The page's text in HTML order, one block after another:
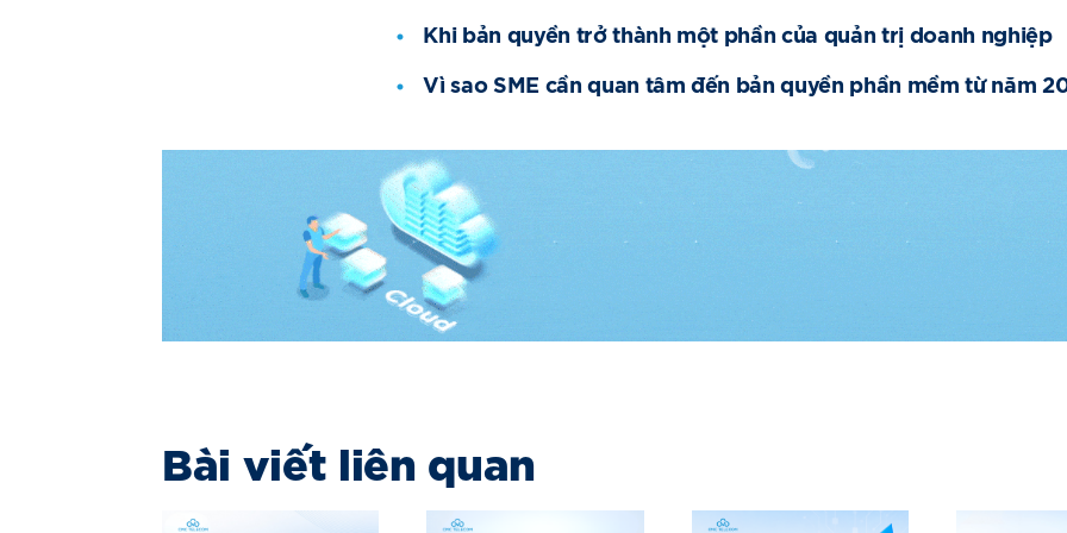
Khi bản quyền trở thành một phần của quản trị doanh nghiệp
Vì sao SME cần quan tâm đến bản quyền phần mềm từ năm
Bài viết liên quan